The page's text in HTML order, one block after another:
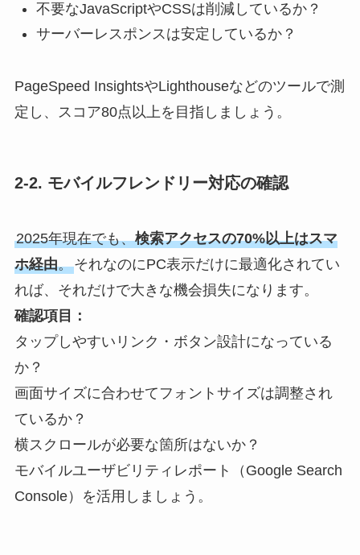
不要なJavaScriptやCSSは削減しているか？
サーバーレスポンスは安定しているか？
PageSpeed InsightsやLighthouseなどのツールで測
定し、スコア80点以上を目指しましょう。
2-2. モバイルフレンドリー対応の確認
2025年現在でも、検索アクセスの70%以上はスマ
ホ経由。それなのにPC表示だけに最適化されてい
れば、それだけで大きな機会損失になります。
確認項目：
タップしやすいリンク・ボタン設計になっている
か？
画面サイズに合わせてフォントサイズは調整され
ているか？
横スクロールが必要な箇所はないか？
モバイルユーザビリティレポート（Google Search
Console）を活用しましょう。